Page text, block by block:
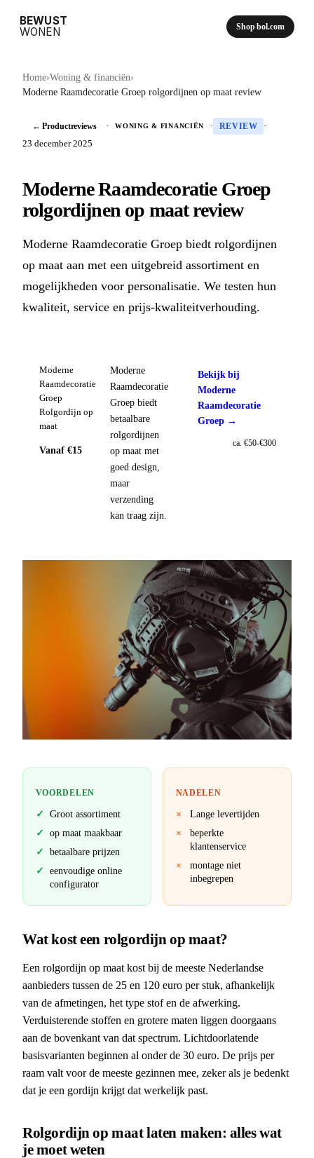
BEWUST
WONEN
Shop bol.com
Home›Woning & financiën›
Moderne Raamdecoratie Groep rolgordijnen op maat review
← Productreviews · WONING & FINANCIËN · REVIEW
·
23 december 2025
Moderne Raamdecoratie Groep
rolgordijnen op maat review
Moderne Raamdecoratie Groep biedt rolgordijnen
op maat aan met een uitgebreid assortiment en
mogelijkheden voor personalisatie. We testen hun
kwaliteit, service en prijs-kwaliteitverhouding.
Moderne
Raamdecoratie
Groep
Rolgordijn op
maat
Vanaf €15
Moderne
Raamdecoratie
Groep biedt
betaalbare
rolgordijnen
op maat met
goed design,
maar
verzending
kan traag zijn.
Bekijk bij
Moderne
Raamdecoratie
Groep →
ca. €50-€300
VOORDELEN
Groot assortiment
op maat maakbaar
betaalbare prijzen
eenvoudige online
configurator
NADELEN
Lange levertijden
beperkte
klantenservice
montage niet
inbegrepen
Wat kost een rolgordijn op maat?
Een rolgordijn op maat kost bij de meeste Nederlandse
aanbieders tussen de 25 en 120 euro per stuk, afhankelijk
van de afmetingen, het type stof en de afwerking.
Verduisterende stoffen en grotere maten liggen doorgaans
aan de bovenkant van dat spectrum. Lichtdoorlatende
basisvarianten beginnen al onder de 30 euro. De prijs per
raam valt voor de meeste gezinnen mee, zeker als je bedenkt
dat je een gordijn krijgt dat werkelijk past.
Rolgordijn op maat laten maken: alles wat
je moet weten